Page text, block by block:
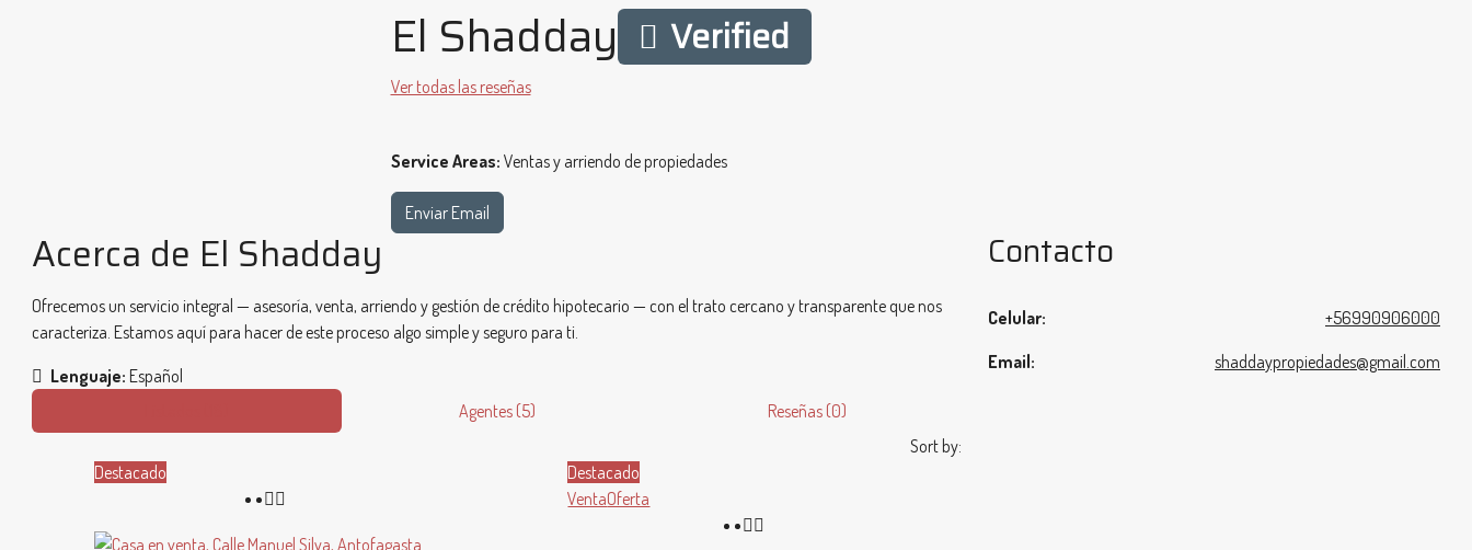
El Shadday Verified
Ver todas las reseñas
Service Areas: Ventas y arriendo de propiedades
Enviar Email
Acerca de El Shadday
Ofrecemos un servicio integral — asesoría, venta, arriendo y gestión de crédito hipotecario — con el trato cercano y transparente que nos
caracteriza. Estamos aquí para hacer de este proceso algo simple y seguro para ti.
Lenguaje: Español
Agentes (5)
Reseñas (0)
Sort by:
Destacado
Destacado
VentaOferta
Contacto
Celular:
+56990906000
Email:
shaddaypropiedades@gmail.com